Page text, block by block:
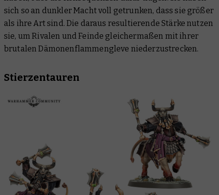
sich so an dunkler Macht voll getrunken, dass sie größer
als ihre Art sind. Die daraus resultierende Stärke nutzen
sie, um Rivalen und Feinde gleichermaßen mit ihrer
brutalen Dämonenflammengleve niederzustrecken.
Stierzentauren